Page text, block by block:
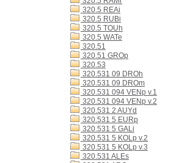
320.5 REAi
320.5 RUBi
320.5 TOUh
320.5 WATe
320.51
320.51 GROp
320.53
320.531 09 DROh
320.531 09 DROm
320.531 094 VENp v.1
320.531 094 VENp v.2
320.531 2 AUYd
320.531 5 EURp
320.531 5 GALi
320.531 5 KOLp v.2
320.531 5 KOLp v.3
320.531 ALEs